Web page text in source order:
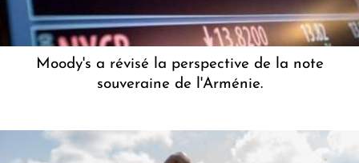
Moody's a révisé la perspective de la note
souveraine de l'Arménie.